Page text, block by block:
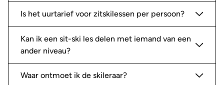
Is het uurtarief voor zitskilessen per persoon?
Kan ik een sit-ski les delen met iemand van een
ander niveau?
Waar ontmoet ik de skileraar?